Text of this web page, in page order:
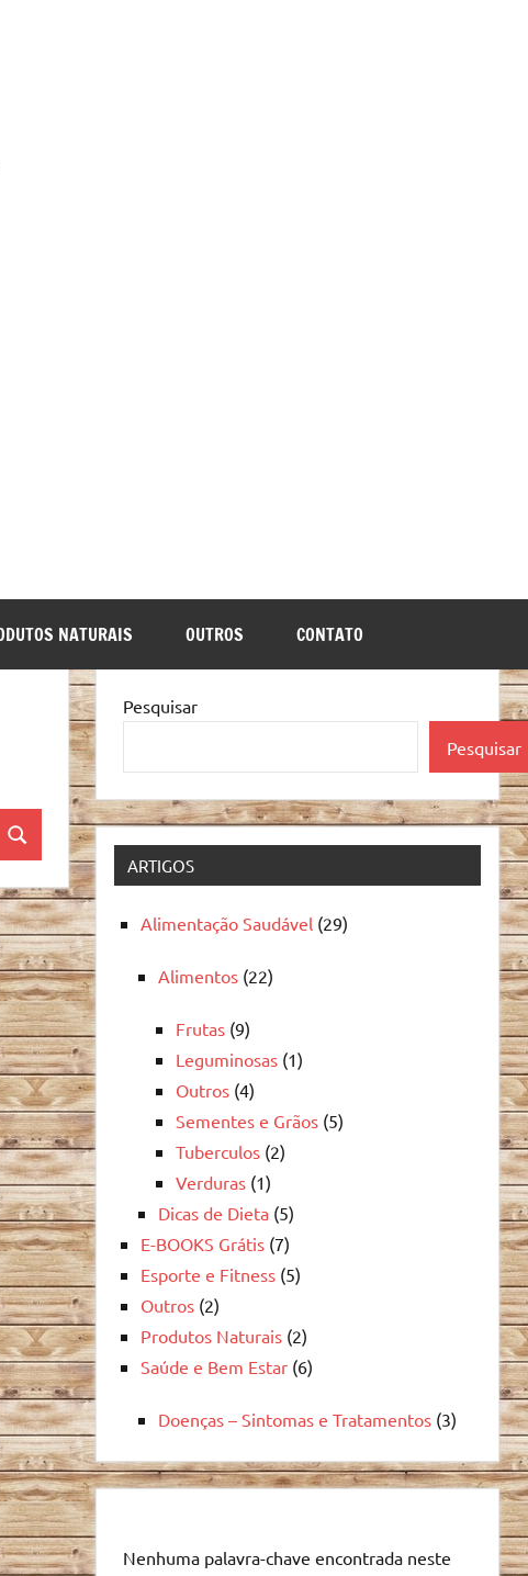
NATURAIS OUTROS CONTATO
Pesquisa
Pesquisar
Pesquisar
ARTIGOS
Alimentação Saudável (29)
Alimentos (22)
Frutas (9)
Leguminosas (1)
Outros (4)
Sementes e Grãos (5)
Tuberculos (2)
Verduras (1)
Dicas de Dieta (5)
E-BOOKS Grátis (7)
Esporte e Fitness (5)
Outros (2)
Produtos Naturais (2)
Saúde e Bem Estar (6)
Doenças – Sintomas e Tratamentos (3)
Nenhuma palavra-chave encontrada neste